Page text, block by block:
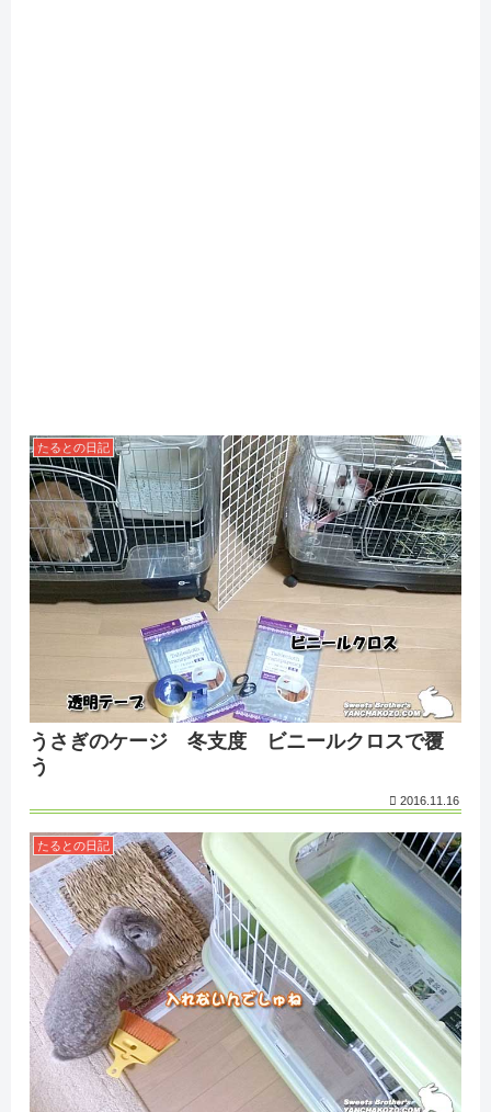
たるとの日記
うさぎのケージ 冬支度 ビニールクロスで覆
う
2016.11.16
たるとの日記